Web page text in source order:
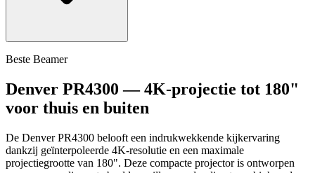
Beste Beamer
Denver PR4300 — 4K-projectie tot 180"
voor thuis en buiten
De Denver PR4300 belooft een indrukwekkende kijkervaring
dankzij geïnterpoleerde 4K-resolutie en een maximale
projectiegrootte van 180". Deze compacte projector is ontworpen